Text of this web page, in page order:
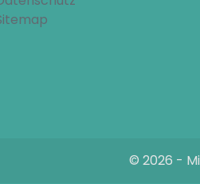
© 2026 -